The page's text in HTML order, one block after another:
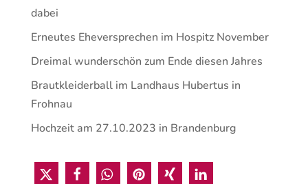
dabei
Erneutes Eheversprechen im Hospitz November
Dreimal wunderschön zum Ende diesen Jahres
Brautkleiderball im Landhaus Hubertus in
Frohnau
Hochzeit am 27.10.2023 in Brandenburg